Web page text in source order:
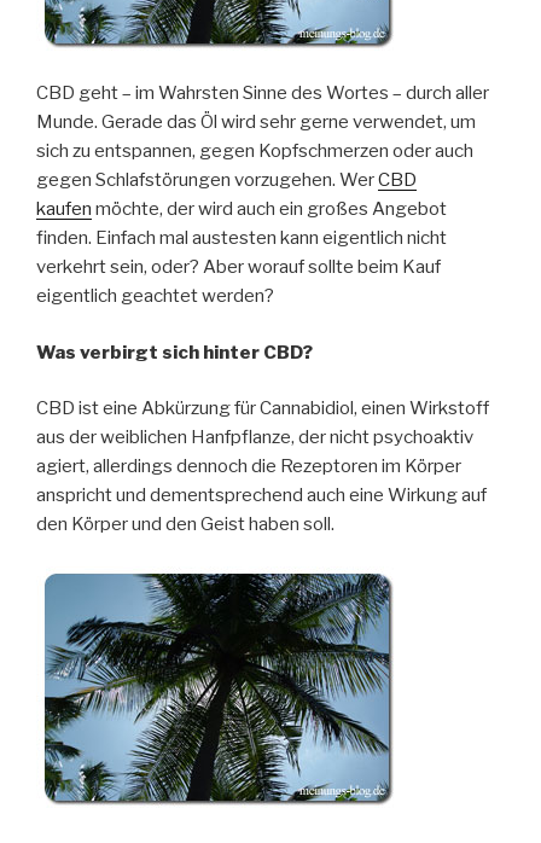
CBD geht – im Wahrsten Sinne des Wortes – durch aller
Munde. Gerade das Öl wird sehr gerne verwendet, um
sich zu entspannen, gegen Kopfschmerzen oder auch
gegen Schlafstörungen vorzugehen. WerCBD
kaufen möchte, der wird auch ein großes Angebot
finden. Einfach mal austesten kann eigentlich nicht
verkehrt sein, oder? Aber worauf sollte beim Kauf
eigentlich geachtet werden?
Was verbirgt sich hinter CBD?
CBD ist eine Abkürzung für Cannabidiol, einen Wirkstoff
aus der weiblichen Hanfpflanze, der nicht psychoaktiv
agiert, allerdings dennoch die Rezeptoren im Körper
anspricht und dementsprechend auch eine Wirkung auf
den Körper und den Geist haben soll.